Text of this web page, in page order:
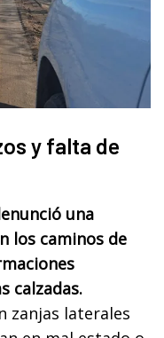
y falta de
una
los caminos de
calzadas.
zanjas laterales